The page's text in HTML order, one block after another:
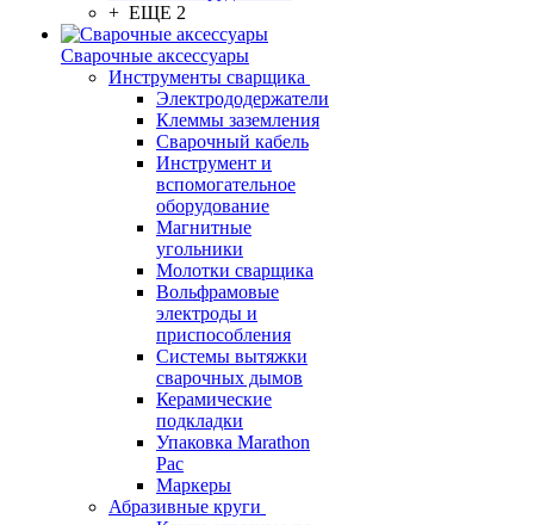
+ ЕЩЕ 2
Сварочные аксессуары
Инструменты сварщика
Электрододержатели
Клеммы заземления
Сварочный кабель
Инструмент и
вспомогательное
оборудование
Магнитные
угольники
Молотки сварщика
Вольфрамовые
электроды и
приспособления
Системы вытяжки
сварочных дымов
Керамические
подкладки
Упаковка Marathon
Pac
Маркеры
Абразивные круги